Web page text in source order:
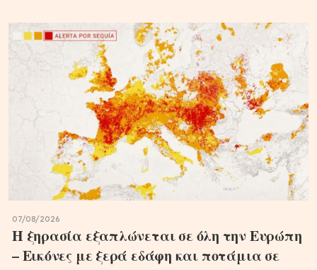
07/08/2026
Η ξηρασία εξαπλώνεται σε όλη την Ευρώπη
– Εικόνες με ξερά εδάφη και ποτάμια σε